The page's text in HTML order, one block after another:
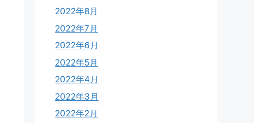
2022年8月
2022年7月
2022年6月
2022年5月
2022年4月
2022年3月
2022年2月